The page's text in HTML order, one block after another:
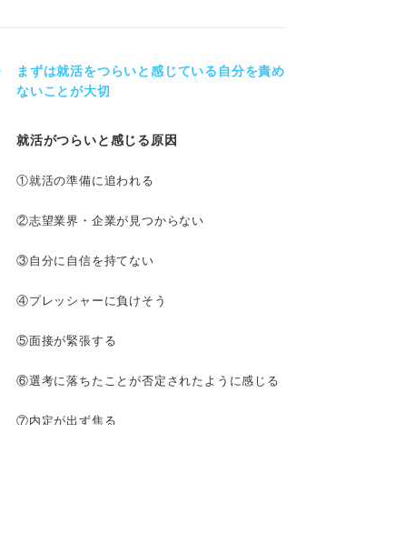
まずは就活をつらいと感じている自分を責め
ないことが大切
就活がつらいと感じる原因
①就活の準備に追われる
②志望業界・企業が見つからない
③自分に自信を持てない
④プレッシャーに負けそう
⑤面接が緊張する
⑥選考に落ちたことが否定されたように感じる
⑦内定が出ず焦る